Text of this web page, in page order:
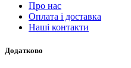
Про нас
Оплата і доставка
Наші контакти
Додатково